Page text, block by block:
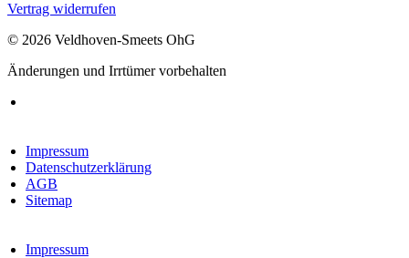
Vertrag widerrufen
© 2026 Veldhoven-Smeets OhG
Änderungen und Irrtümer vorbehalten
Impressum
Datenschutzerklärung
AGB
Sitemap
Impressum